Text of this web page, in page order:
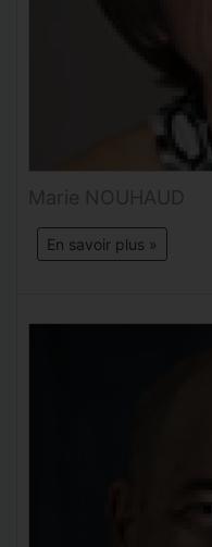
Marie NOUHAUD
En savoir plus »